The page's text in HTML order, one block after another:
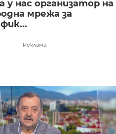
у нас организатор на
мрежа за
Реклама